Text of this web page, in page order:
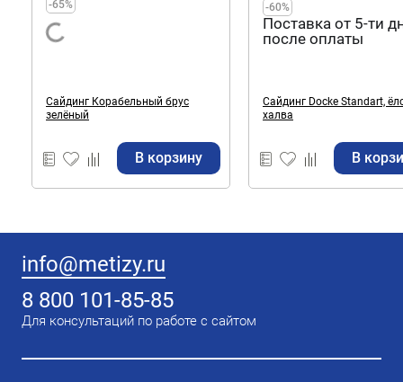
-65%
Сайдинг Корабельный брус
зелёный
В корзину
-60%
Поставка от 5-ти
после оплаты
Сайдинг Docke Standart,
халва
В
info@metizy.ru
8 800 101-85-85
Для консультаций по работе с сайтом